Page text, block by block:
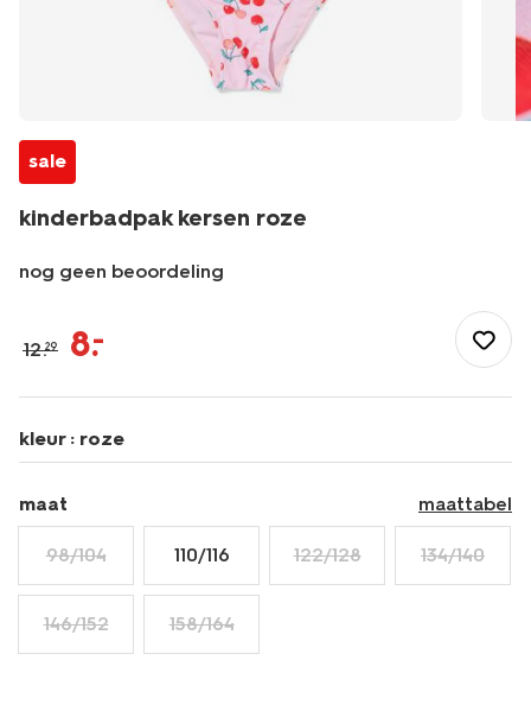
sale
kinderbadpak kersen roze
nog geen beoordeling
badpakken/kinderbadpak-
-
roze-
22260400PINK.html
12.29 8.–
kleur : roze
maat maattabel
98/104 110/116 122/128 134/140
146/152 158/164